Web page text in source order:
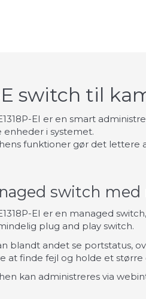
switch til
EI er en smart
enheder i systemet.
funktioner gør det lettere
switch
EI er en managed
plug and play switch.
blandt andet se portstatus,
at finde fejl og holde et
kan administreres via